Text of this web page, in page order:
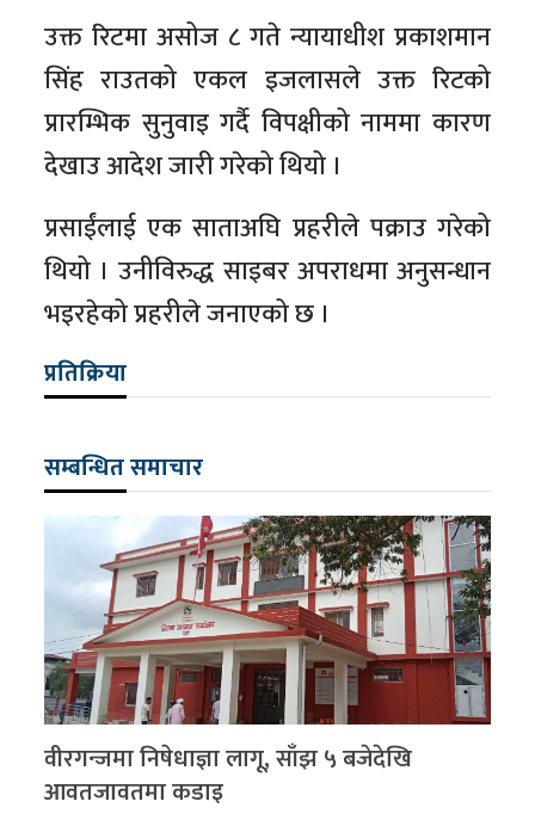
उक्त रिटमा असोज ८ गते न्यायाधीश प्रकाशमान
सिंह राउतको एकल इजलासले उक्त रिटको
प्रारम्भिक सुनुवाइ गर्दै विपक्षीको नाममा कारण
देखाउ आदेश जारी गरेको थियो ।
प्रसाईंलाई एक साताअघि प्रहरीले पक्राउ गरेको
थियो । उनीविरुद्ध साइबर अपराधमा अनुसन्धान
भइरहेको प्रहरीले जनाएको छ ।
प्रतिक्रिया
सम्बन्धित समाचार
वीरगन्जमा निषेधाज्ञा लागू, साँझ ५ बजेदेखि
आवतजावतमा कडाइ